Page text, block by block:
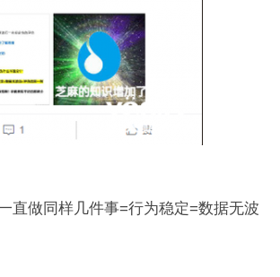
做同样几件事=行为稳定=数据无波